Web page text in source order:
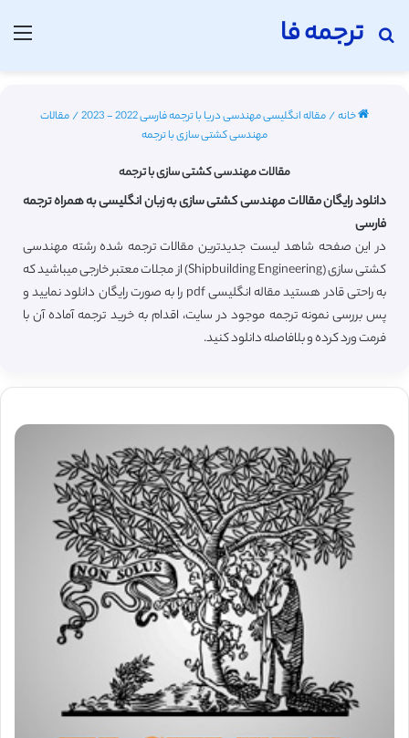
ترجمه فا
جستجو برای
خانه/مقاله انگلیسی مهندسی دریا با ترجمه فارسی 2022 - 2023 /مقالات
مهندسی کشتی سازی با ترجمه
مقالات مهندسی کشتی سازی با ترجمه
دانلود رایگان مقالات مهندسی کشتی سازی به زبان انگلیسی به همراه ترجمه
فارسی
در این صفحه شاهد لیست جدیدترین مقالات ترجمه شده رشته مهندسی
کشتی سازی (Shipbuilding Engineering) از مجلات معتبر خارجی میباشید که
به راحتی قادر هستید مقاله انگلیسی pdf را به صورت رایگان دانلود نمایید و
پس بررسی نمونه ترجمه موجود در سایت، اقدام به خرید ترجمه آماده آن با
فرمت ورد کرده و بلافاصله دانلود کنید.